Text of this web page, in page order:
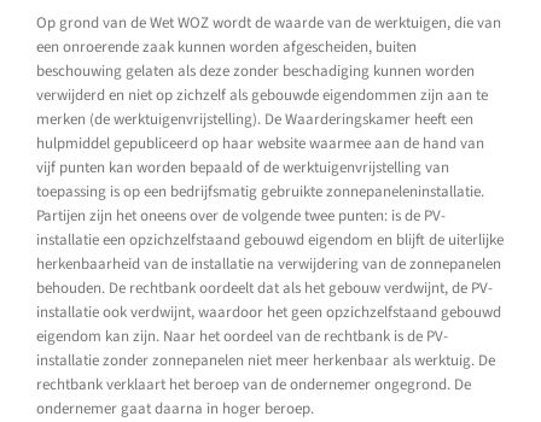
Op grond van de Wet WOZ wordt de waarde van de werktuigen, die van
een onroerende zaak kunnen worden afgescheiden, buiten
beschouwing gelaten als deze zonder beschadiging kunnen worden
verwijderd en niet op zichzelf als gebouwde eigendommen zijn aan te
merken (de werktuigenvrijstelling). De Waarderingskamer heeft een
hulpmiddel gepubliceerd op haar website waarmee aan de hand van
vijf punten kan worden bepaald of de werktuigenvrijstelling van
toepassing is op een bedrijfsmatig gebruikte zonnepaneleninstallatie.
Partijen zijn het oneens over de volgende twee punten: is de PV-
installatie een opzichzelfstaand gebouwd eigendom en blijft de uiterlijke
herkenbaarheid van de installatie na verwijdering van de zonnepanelen
behouden. De rechtbank oordeelt dat als het gebouw verdwijnt, de PV-
installatie ook verdwijnt, waardoor het geen opzichzelfstaand gebouwd
eigendom kan zijn. Naar het oordeel van de rechtbank is de PV-
installatie zonder zonnepanelen niet meer herkenbaar als werktuig. De
rechtbank verklaart het beroep van de ondernemer ongegrond. De
ondernemer gaat daarna in hoger beroep.